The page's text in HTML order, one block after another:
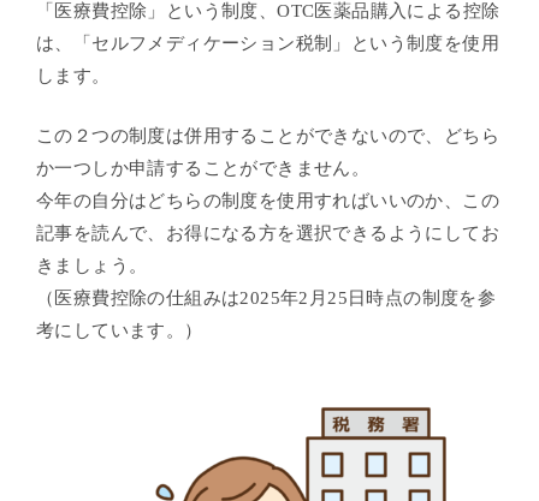
「医療費控除」という制度、OTC医薬品購入による控除
は、「セルフメディケーション税制」という制度を使用
します。
この２つの制度は併用することができないので、どちら
か一つしか申請することができません。
今年の自分はどちらの制度を使用すればいいのか、この
記事を読んで、お得になる方を選択できるようにしてお
きましょう。
（医療費控除の仕組みは2025年2月25日時点の制度を参
考にしています。）